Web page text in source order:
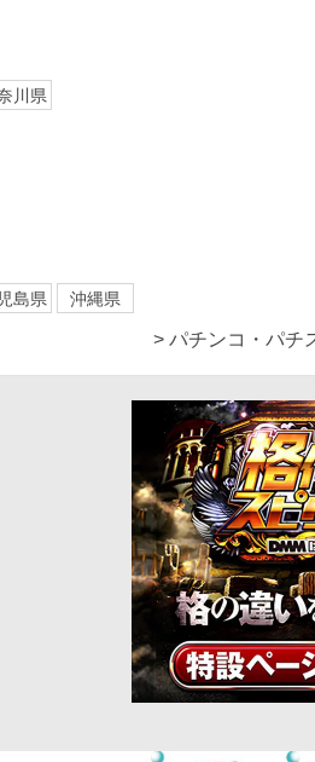
川県
島県 沖縄県
> パチンコ・パチ